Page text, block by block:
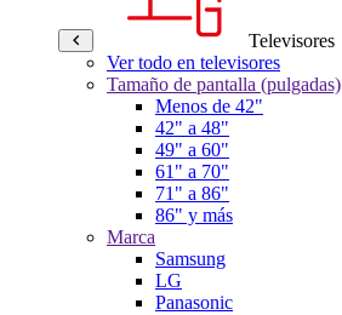
Televisores
Ver todo en televisores
Tamaño de pantalla (pulgadas)
Menos de 42"
42" a 48"
49" a 60"
61" a 70"
71" a 86"
86" y más
Marca
Samsung
LG
Panasonic